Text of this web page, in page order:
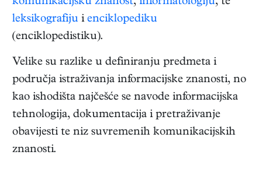
leksikografiju i enciklopediku
(enciklopedistiku).
Velike su razlike u definiranju predmeta i
područja istraživanja informacijske znanosti, no
kao ishodišta najčešće se navode informacijska
tehnologija, dokumentacija i pretraživanje
obavijesti te niz suvremenih komunikacijskih
znanosti.